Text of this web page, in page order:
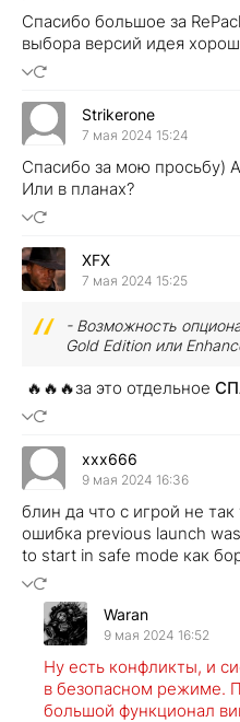
Спасибо большое за
выбора версий идея
Strikerone
7 мая 2024 15:24
Спасибо за мою просьбу)
Или в планах?
XFX
7 мая 2024 15:25
- Возможность
Gold Edition или
🔥🔥🔥за это отдельное
xxx666
9 мая 2024 16:36
блин да что с игрой не
ошибка previous launch
to start in safe mode как
Waran
9 мая 2024 16:52
Ну есть конфликты, и
в безопасном режиме.
большой функционал